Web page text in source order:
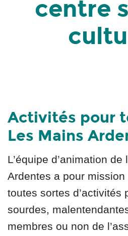
centre
Activités pour
Les Mains
L’équipe d’animation de
Ardentes a pour
toutes sortes d’activités
sourdes,
membres ou non de